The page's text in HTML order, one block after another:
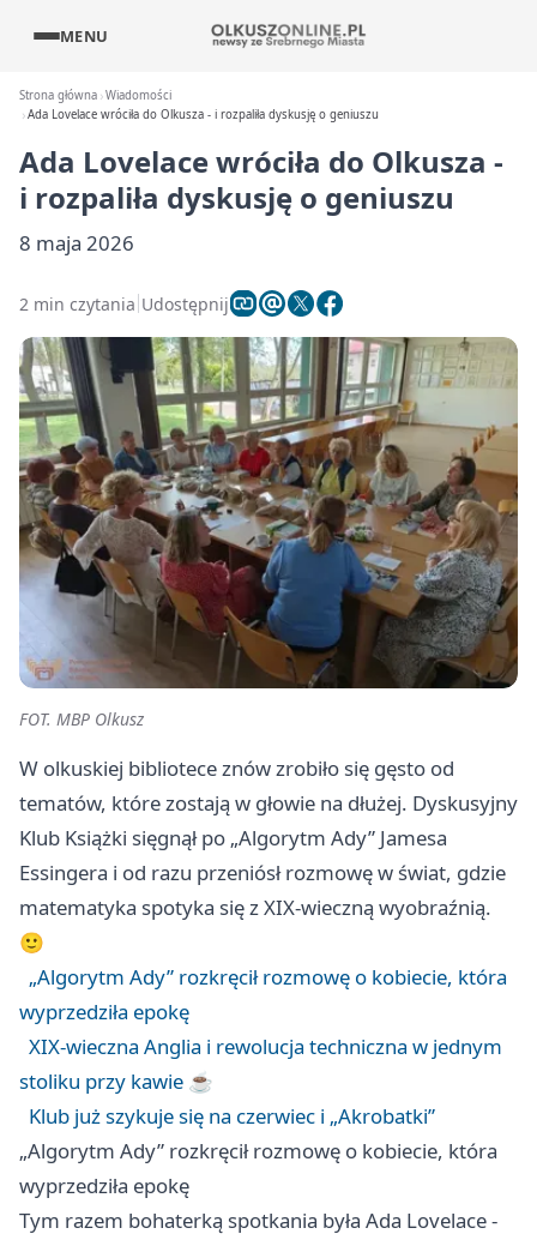
MENU
Strona główna Wiadomości
Ada Lovelace wróciła do Olkusza - i rozpaliła dyskusję o geniuszu
Ada Lovelace wróciła do Olkusza -
i rozpaliła dyskusję o geniuszu
8 maja 2026
2 min czytania Udostępnij
FOT. MBP Olkusz
W olkuskiej bibliotece znów zrobiło się gęsto od
tematów, które zostają w głowie na dłużej. Dyskusyjny
Klub Książki sięgnął po „Algorytm Ady” Jamesa
Essingera i od razu przeniósł rozmowę w świat, gdzie
matematyka spotyka się z XIX-wieczną wyobraźnią.
🙂
„Algorytm Ady” rozkręcił rozmowę o kobiecie, która
wyprzedziła epokę
XIX-wieczna Anglia i rewolucja techniczna w jednym
stoliku przy kawie ☕️
Klub już szykuje się na czerwiec i „Akrobatki”
„Algorytm Ady” rozkręcił rozmowę o kobiecie, która
wyprzedziła epokę
Tym razem bohaterką spotkania była Ada Lovelace -